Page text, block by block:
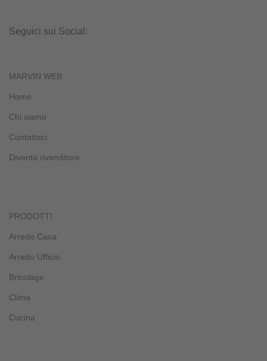
Seguici sui Social:
MARVIN WEB
Home
Chi siamo
Contattaci
Diventa rivenditore
PRODOTTI
Arredo Casa
Arredo Ufficio
Bricolage
Clima
Cucina